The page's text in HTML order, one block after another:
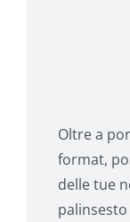
Oltre a
format,
delle tue